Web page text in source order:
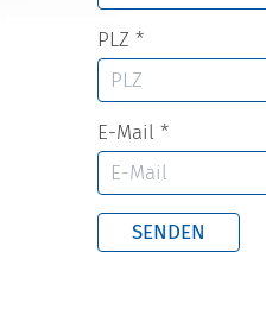
PLZ *
E-Mail *
SENDEN